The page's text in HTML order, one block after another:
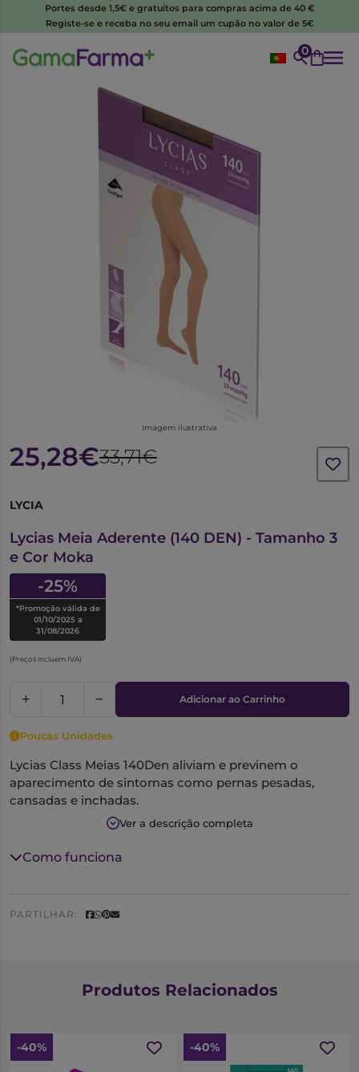
Portes desde 1,5€ e gratuitos para compras acima de 40 €
Registe-se e receba no seu email um cupão no valor de 5€
0
Imagem ilustrativa
25,28€33,71€
LYCIA
Lycias Meia Aderente (140 DEN) - Tamanho 3
e Cor Moka
-25%
*Promoção válida de
01/10/2025 a
31/08/2026
(Preços incluem IVA)
Adicionar ao Carrinho
Poucas Unidades
Lycias Class Meias 140Den aliviam e previnem o
aparecimento de sintomas como pernas pesadas,
cansadas e inchadas.
São feitas de uma malha de rede resistente, elegante e
Compressão: 20 mmHg
Ver a descrição completa
Como funciona
PARTILHAR:
Produtos Relacionados
-40% -40%